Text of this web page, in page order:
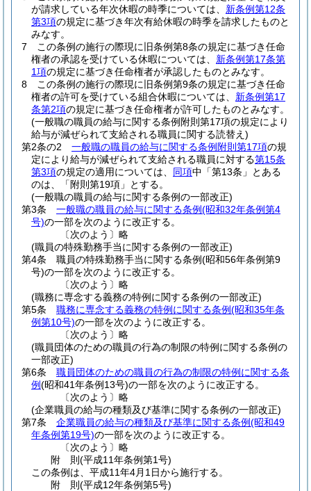
が請求している年次休暇の時季については、 新条例第12条
第3項の規定に基づき年次有給休暇の時季を請求したものと
みなす。
7
この条例の施行の際現に旧条例第8条の規定に基づき任命
権者の承認を受けている休暇については、 新条例第17条第
1項の規定に基づき任命権者が承認したものとみなす。
8
この条例の施行の際現に旧条例第9条の規定に基づき任命
権者の許可を受けている組合休暇については、 新条例第17
条第2項の規定に基づき任命権者が許可したものとみなす。
(一般職の職員の給与に関する条例附則第17項の規定により
給与が減ぜられて支給される職員に関する読替え)
第2条の2
一般職の職員の給与に関する条例附則第17項の規
定により給与が減ぜられて支給される職員に対する第15条
第3項の規定の適用については、 同項中「第13条」とある
のは、「附則第19項」とする。
(一般職の職員の給与に関する条例の一部改正)
第3条
一般職の職員の給与に関する条例(昭和32年条例第4
号)の一部を次のように改正する。
〔次のよう〕略
(職員の特殊勤務手当に関する条例の一部改正)
第4条
職員の特殊勤務手当に関する条例(昭和56年条例第9
号)の一部を次のように改正する。
〔次のよう〕略
(職務に専念する義務の特例に関する条例の一部改正)
第5条
職務に専念する義務の特例に関する条例(昭和35年条
例第10号)の一部を次のように改正する。
〔次のよう〕略
(職員団体のための職員の行為の制限の特例に関する条例の
一部改正)
第6条
職員団体のための職員の行為の制限の特例に関する条
例(昭和41年条例13号)の一部を次のように改正する。
〔次のよう〕略
(企業職員の給与の種類及び基準に関する条例の一部改正)
第7条
企業職員の給与の種類及び基準に関する条例(昭和49
年条例第19号)の一部を次のように改正する。
〔次のよう〕略
附 則(平成11年条例第1号)
この条例は、平成11年4月1日から施行する。
附 則(平成12年条例第5号)